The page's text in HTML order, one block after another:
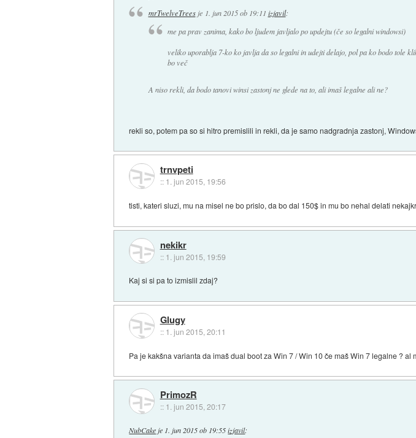
mrTwelveTreesje 1. jun 2015 ob 19:11 izjavil:
me pa prav zanima, kako bo ljudem javljalo po updejtu (če so legalni windowsi)
veliko uporablja 7-ko ko javlja da so legalni in udejti delajo, pol pa ko bodo tole
bo več
A niso rekli, da bodo tanovi winsi zastonj ne glede na to, ali imaš legalne ali ne?
rekli so, potem pa so si hitro premislili in rekli, da je samo nadgradnja zastonj,
trnvpeti
:: 1. jun 2015, 19:56
tisti, kateri sluzi, mu na misel ne bo prislo, da bo dal 150$ in mu bo nehal delati
nekikr
:: 1. jun 2015, 19:59
Kaj si si pa to izmislil zdaj?
Glugy
:: 1. jun 2015, 20:11
Pa je kakšna varianta da imaš dual boot za Win 7 / Win 10 če maš Win 7 legalne ? al
PrimozR
:: 1. jun 2015, 20:17
NubCake je 1. jun 2015 ob 19:55 izjavil: